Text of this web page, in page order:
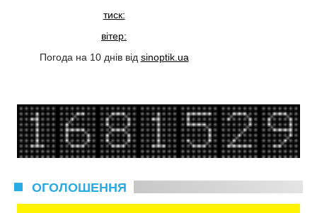
тиск:
вітер:
Погода на 10 днів від sinoptik.ua
ОГОЛОШЕННЯ